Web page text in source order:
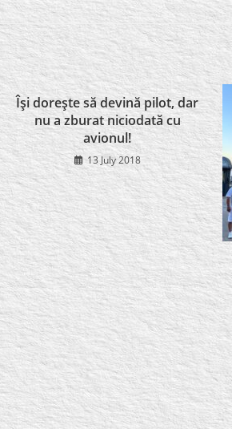
Îşi doreşte să devină pilot, dar
nu a zburat niciodată cu
avionul!
13 July 2018